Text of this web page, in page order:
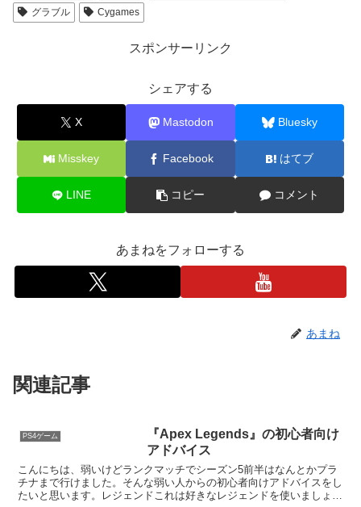
グラブル
Cygames
スポンサーリンク
シェアする
X Mastodon Bluesky